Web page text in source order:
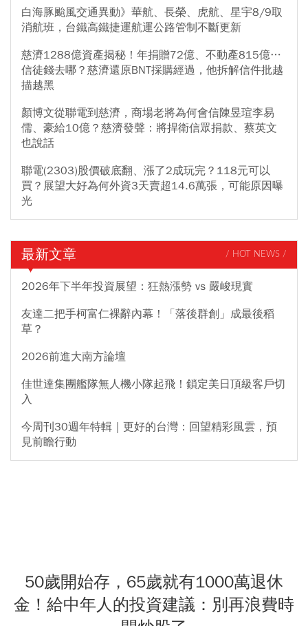
白海豚颱風交通異動》華航、長榮、虎航、星宇8/9取
消航班，台鐵高鐵捷運航運公路管制不斷更新
慈濟1288億資產揭秘！年捐贈72億、不動產815億…
信徒錢去哪？慈濟還原BNT採購經過，他拆解信件批越
描越黑
顏博文從聯電到慈濟，商場老將為何會信陳昱瑄李易
儒、豪給10億？慈濟發聲：將捍衛信眾捐款、蔡英文
也說話
聯電(2303)股價破底翻、漲了2成玩完？118元可以
買？展望大好為何外資3天賣超14.6萬張，可能原因曝
光
最新文章 / HOT NEWS /
2026年下半年投資展望：狂熱漲勢 vs 嚴峻現實
友達二把手柯富仁裸辭內幕！「落後群創」成最後稻
草？
2026前進大南方論壇
佳世達集團艦隊無人機小隊起飛！鎖定美日頂級客戶切
入
今周刊30週年特輯｜更好的台灣：回望精彩風雲，預
見前瞻行動
50歲開始存，65歲就有1000萬退休
金！給中年人的投資建議：別再浪費時